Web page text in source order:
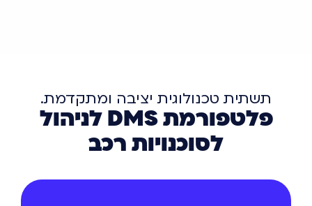
תשתית טכנולוגית יציבה ומתקדמת.
פלטפורמת DMS לניהול
לסוכנויות רכב